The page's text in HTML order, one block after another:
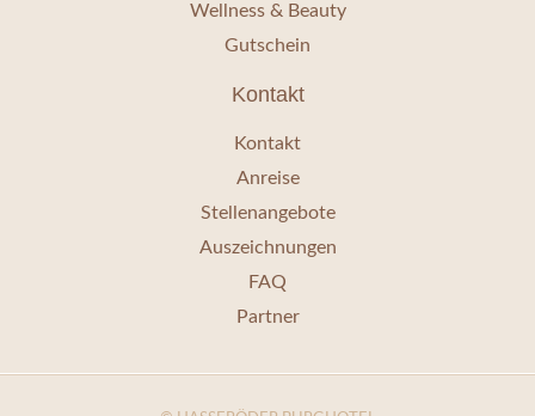
Wellness & Beauty
Gutschein
Kontakt
Kontakt
Anreise
Stellenangebote
Auszeichnungen
FAQ
Partner